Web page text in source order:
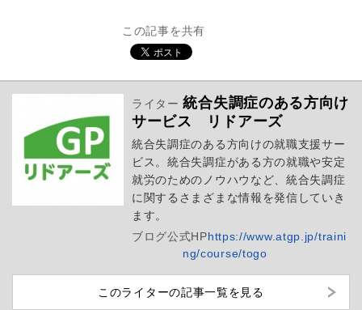
この記事を共有
ライター統合失調症のある方向け
サービス リドアーズ
統合失調症のある方向けの就職支援サー
ビス。統合失調症がある方の就職や安定
就労のためのノウハウなど、統合失調症
に関するさまざまな情報を発信していき
ます。
ブログ公式HPhttps://www.atgp.jp/traini
ng/course/togo
このライターの記事一覧を見る